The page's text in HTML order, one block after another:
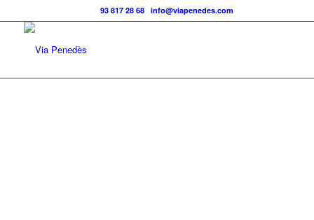
Telf.:93 817 28 68 |info@viapenedes.com